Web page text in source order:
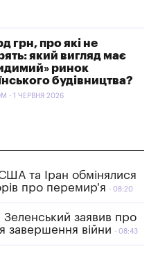
грн, про які не
який вигляд має
ринок
будівництва?
- 1 ЧЕРВНЯ 2026
та Іран обмінялися
про перемир'я
08:20
Зеленський заявив про
завершення війни
08:43